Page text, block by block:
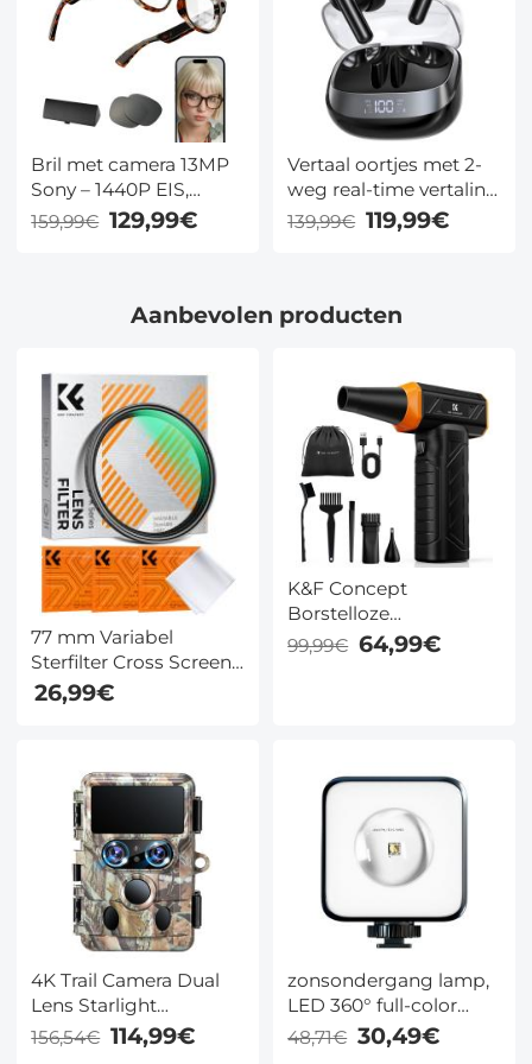
Bril met camera 13MP
Sony – 1440P EIS,
32GB, ChatGPT, 165
talen & 10u batterij –
159,99€ 129,99€
Vertaal oortjes met 2-
weg real-time vertaling
– 150 talen, 9 offline,
ANC & ENC – voor
Kentfaith
139,99€ 119,99€
Aanbevolen producten
77 mm Variabel
Sterfilter Cross Screen
Starburst Filter met 18
Serie
26,99€
K&F Concept
Borstelloze
Persluchtblazer – 3
Snelheden, Krachtige
Toetsenbord, Auto en
Huis – Vervangt
Persluchtbussen
99,99€ 64,99€
4K Trail Camera Dual
Lens Starlight
Nachtzicht 48 MP WiFi
Bluetooth Game
156,54€ 114,99€
zonsondergang lamp,
LED 360° full-color
fotografie-invullicht,
2000mAh oplaadbaar,
48,71€ 30,49€